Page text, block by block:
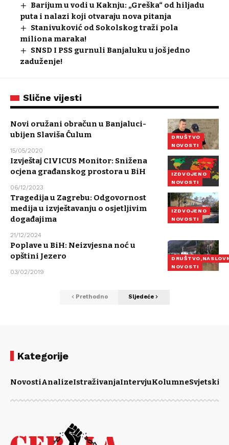
Barijum u vodi u Kaknju: „Greška“ od hiljadu
puta i nalazi koji otvaraju nova pitanja
Stanivuković od Sokolskog traži pola
miliona maraka!
SNSD I PSS gurnuli Banjaluku u još jedno
zaduženje!
Slične vijesti
DRUŠTVO
NOVOSTI
Novi oružani obračun u Banjaluci-
ubijen Slaviša Ćulum
15/05/2020
IZDVOJENO
NOVOSTI
Izvještaj CIVICUS Monitor: Snižena
ocjena građanskog prostora u BiH
06/12/2023
IZDVOJENO
NOVOSTI
Tragedija u Zagrebu: Odgovornost
medija u izvještavanju o osjetljivim
događajima
21/12/2024
NOVOSTI
Poplave u BiH: Neizvjesna noć u
opštini Jezero
03/02/2019
Prethodno Sljedeće
Kategorije
NovostiAnalizeIstraživanjaIntervjuKolumneSvjetski